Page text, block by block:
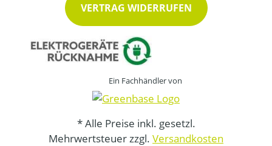
VERTRAG WIDERRUFEN
Ein Fachhändler von
* Alle Preise inkl. gesetzl.
Mehrwertsteuer zzgl. Versandkosten